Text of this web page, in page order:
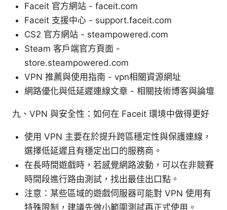
Faceit 官方網站 - faceit.com
Faceit 支援中心 - support.faceit.com
CS2 官方網站 - steampowered.com
Steam 客戶端官方頁面 -
store.steampowered.com
VPN 推薦與使用指南 - vpn相關資源網址
網路優化與低延遲連線文章 - 相關技術博客與論壇
九、VPN 與安全性：如何在 Faceit 環境中做得更好
使用 VPN 主要在於提升跨區穩定性與保護連線，
選擇低延遲且有穩定出口的服務商。
在長時間遊戲時，若感覺網路波動，可以在非競賽
時間段進行路由測試，找出最佳出口點。
注意：某些區域的遊戲伺服器可能對 VPN 使用有
特殊限制，建議先做小範圍測試再正式使用。